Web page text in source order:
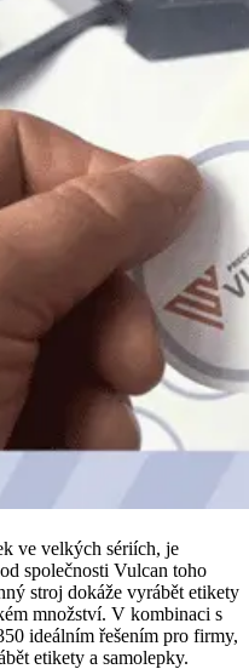
ve velkých sériích, je
společnosti Vulcan toho
stroj dokáže vyrábět etikety
množství. V kombinaci s
ideálním řešením pro firmy,
etikety a samolepky.